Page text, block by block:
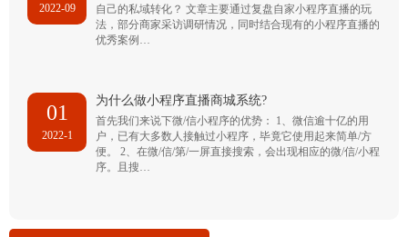
2022-09
自己的私域转化？ 文章主要通过复盘自家小程序直播的玩
法，部分商家采访调研情况，同时结合现有的小程序直播的
优秀案例…
01
2022-1
为什么做小程序直播商城系统?
首先我们来说下微/信小程序的优势： 1、微信逾十亿的用
户，已有大多数人接触过小程序，毕竟它使用起来简单/方
便。 2、在微/信/第/一屏直接搜索，会出现相应的微/信/小程
序。且搜…